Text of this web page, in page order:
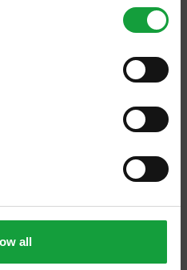
all
ultime novita nel campo